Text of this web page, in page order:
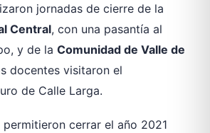
jornadas de cierre de la
Central, con una pasantía al
y de la Comunidad de Valle de
docentes visitaron el
de Calle Larga.
cerrar el año 2021